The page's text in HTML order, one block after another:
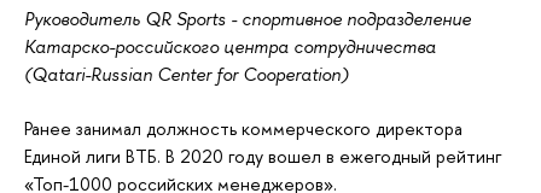
Руководитель QR Sports - спортивное подразделение
Катарско-российского центра сотрудничества
(Qatari-Russian Center for Cooperation)
Ранее занимал должность коммерческого директора
Единой лиги ВТБ. В 2020 году вошел в ежегодный рейтинг
«Топ-1000 российских менеджеров».